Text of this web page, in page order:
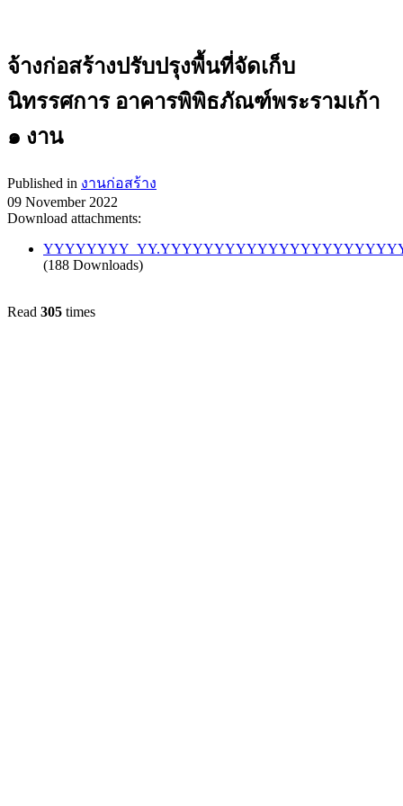
จ้างก่อสร้างปรับปรุงพื้นที่จัดเก็บ
นิทรรศการ อาคารพิพิธภัณฑ์พระรามเก้า
๑ งาน
Published in งานก่อสร้าง
09 November 2022
Download attachments:
(188 Downloads)
Read 305 times